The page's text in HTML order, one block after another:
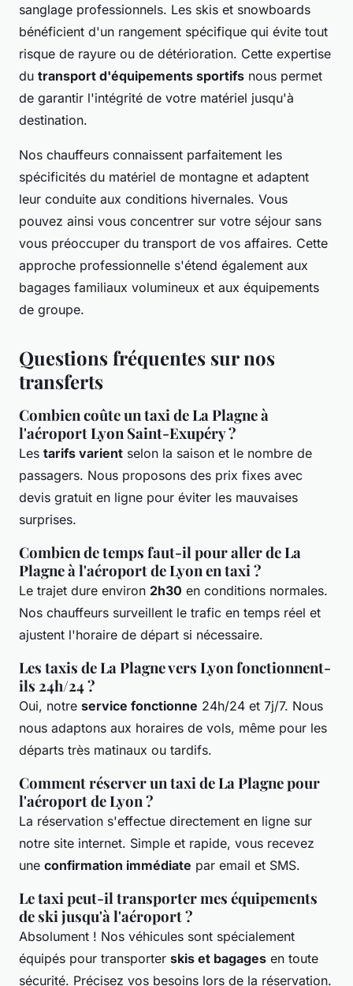
sanglage professionnels. Les skis et snowboards
bénéficient d'un rangement spécifique qui évite tout
risque de rayure ou de détérioration. Cette expertise
du transport d'équipements sportifs nous permet
de garantir l'intégrité de votre matériel jusqu'à
destination.
Nos chauffeurs connaissent parfaitement les
spécificités du matériel de montagne et adaptent
leur conduite aux conditions hivernales. Vous
pouvez ainsi vous concentrer sur votre séjour sans
vous préoccuper du transport de vos affaires. Cette
approche professionnelle s'étend également aux
bagages familiaux volumineux et aux équipements
de groupe.
Questions fréquentes sur nos
transferts
Combien coûte un taxi de La Plagne à
l'aéroport Lyon Saint-Exupéry ?
Les tarifs varient selon la saison et le nombre de
passagers. Nous proposons des prix fixes avec
devis gratuit en ligne pour éviter les mauvaises
surprises.
Combien de temps faut-il pour aller de La
Plagne à l'aéroport de Lyon en taxi ?
Le trajet dure environ 2h30 en conditions normales.
Nos chauffeurs surveillent le trafic en temps réel et
ajustent l'horaire de départ si nécessaire.
Les taxis de La Plagne vers Lyon fonctionnent-
ils 24h/24 ?
Oui, notre service fonctionne 24h/24 et 7j/7. Nous
nous adaptons aux horaires de vols, même pour les
départs très matinaux ou tardifs.
Comment réserver un taxi de La Plagne pour
l'aéroport de Lyon ?
La réservation s'effectue directement en ligne sur
notre site internet. Simple et rapide, vous recevez
une confirmation immédiate par email et SMS.
Le taxi peut-il transporter mes équipements
de ski jusqu'à l'aéroport ?
Absolument ! Nos véhicules sont spécialement
équipés pour transporter skis et bagages en toute
sécurité. Précisez vos besoins lors de la réservation.